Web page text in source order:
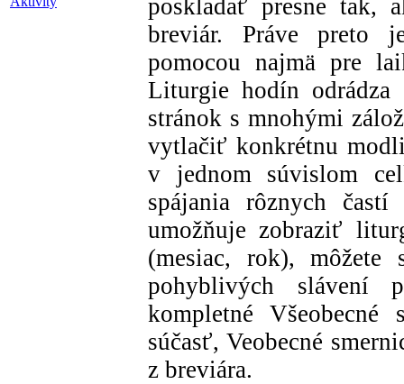
poskladať presne tak,
breviár. Práve preto
pomocou najmä pre
Liturgie hodín odrádza
stránok s mnohými
vytlačiť konkrétnu
v jednom súvislom
spájania rôznych častí
umožňuje zobraziť
(mesiac, rok),
pohyblivých slávení
kompletné
súčasť, Veobecné
z breviára.